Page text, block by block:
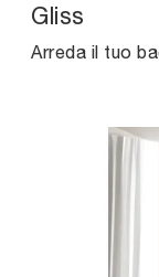
Gliss